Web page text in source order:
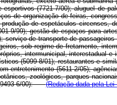
(7721-7/00); aluguel de
de organização de feiras,
de espetáculos circenses,
9/99); gestão de espaços para
de transporte de
sob regime de fretamento,
intermunicipal, interestadual e
(5099-8/01); restaurantes e
entretenimento (5611-2/05);
zoológicos, parques
(9493-6/00):(Redação dada pela Lei